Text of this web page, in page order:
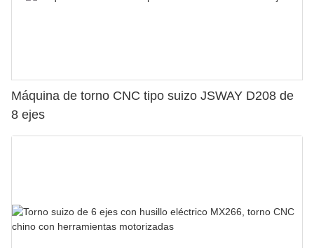
Máquina de torno CNC tipo suizo JSWAY D208 de
8 ejes